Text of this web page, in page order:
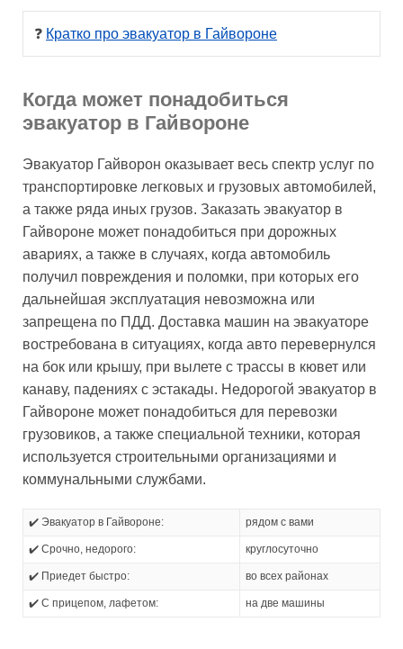
❓ Кратко про эвакуатор в Гайвороне
Когда может понадобиться
эвакуатор в Гайвороне
Эвакуатор Гайворон оказывает весь спектр услуг по
транспортировке легковых и грузовых автомобилей,
а также ряда иных грузов. Заказать эвакуатор в
Гайвороне может понадобиться при дорожных
авариях, а также в случаях, когда автомобиль
получил повреждения и поломки, при которых его
дальнейшая эксплуатация невозможна или
запрещена по ПДД. Доставка машин на эвакуаторе
востребована в ситуациях, когда авто перевернулся
на бок или крышу, при вылете с трассы в кювет или
канаву, падениях с эстакады. Недорогой эвакуатор в
Гайвороне может понадобиться для перевозки
грузовиков, а также специальной техники, которая
используется строительными организациями и
коммунальными службами.
✔️ Эвакуатор в Гайвороне: рядом с вами
✔️ Срочно, недорого: круглосуточно
✔️ Приедет быстро: во всех районах
✔️ С прицепом, лафетом: на две машины